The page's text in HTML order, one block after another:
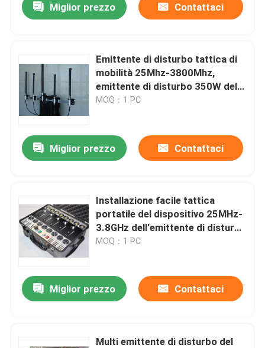
Miglior prezzo Contattaci
Emittente di disturbo tattica di
mobilità 25Mhz-3800Mhz,
emittente di disturbo 350W del
segnale di alto potere di
MOQ：1 PC
Miglior prezzo Contattaci
Installazione facile tattica
portatile del dispositivo 25MHz-
3.8GHz dell'emittente di disturbo
dei semi compatti
MOQ：1 PC
Miglior prezzo Contattaci
Multi emittente di disturbo del